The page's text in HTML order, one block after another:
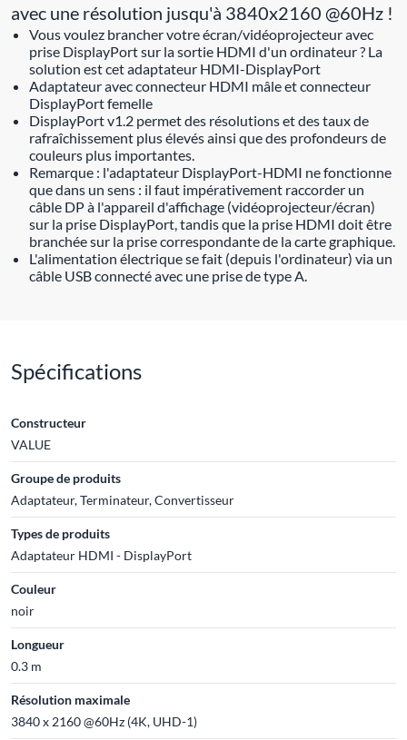
avec une résolution jusqu'à 3840x2160 @60Hz !
Vous voulez brancher votre écran/vidéoprojecteur avec
prise DisplayPort sur la sortie HDMI d'un ordinateur ? La
solution est cet adaptateur HDMI-DisplayPort
Adaptateur avec connecteur HDMI mâle et connecteur
DisplayPort femelle
DisplayPort v1.2 permet des résolutions et des taux de
rafraîchissement plus élevés ainsi que des profondeurs de
couleurs plus importantes.
Remarque : l'adaptateur DisplayPort-HDMI ne fonctionne
que dans un sens : il faut impérativement raccorder un
câble DP à l'appareil d'affichage (vidéoprojecteur/écran)
sur la prise DisplayPort, tandis que la prise HDMI doit être
branchée sur la prise correspondante de la carte graphique.
L'alimentation électrique se fait (depuis l'ordinateur) via un
câble USB connecté avec une prise de type A.
Spécifications
Constructeur
VALUE
Groupe de produits
Adaptateur, Terminateur, Convertisseur
Types de produits
Adaptateur HDMI - DisplayPort
Couleur
noir
Longueur
0.3 m
Résolution maximale
3840 x 2160 @60Hz (4K, UHD-1)